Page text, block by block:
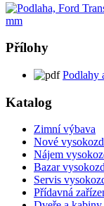
Přílohy
Podlahy
Katalog
Zimní výbava
Nové
Nájem
Bazar
Servis
Přídavná